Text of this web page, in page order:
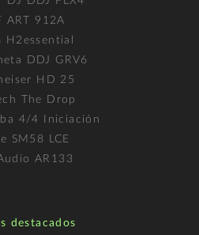
ART 912A
H2essential
DDJ GRV6
HD 25
The Drop
4/4 Iniciación
SM58 LCE
AR133
destacados